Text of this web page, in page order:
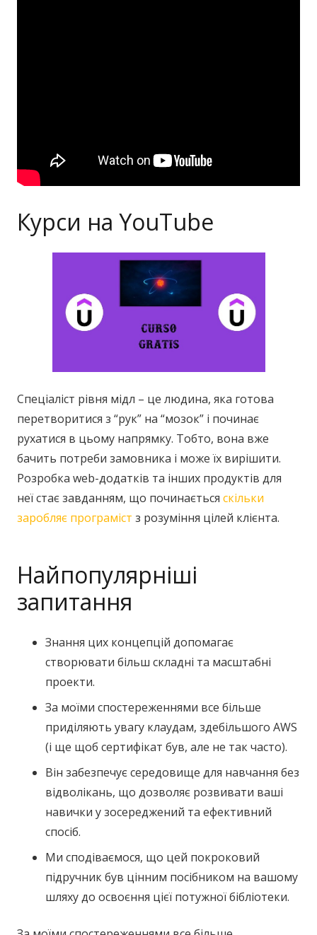
Курси на YouTube
Спеціаліст рівня мідл – це людина, яка готова
перетворитися з “рук” на “мозок” і починає
рухатися в цьому напрямку. Тобто, вона вже
бачить потреби замовника і може їх вирішити.
Розробка web-додатків та інших продуктів для
неї стає завданням, що починається скільки
заробляє програміст з розуміння цілей клієнта.
Найпопулярніші
запитання
Знання цих концепцій допомагає
створювати більш складні та масштабні
проекти.
За моїми спостереженнями все більше
приділяють увагу клаудам, здебільшого AWS
(і ще щоб сертифікат був, але не так часто).
Він забезпечує середовище для навчання без
відволікань, що дозволяє розвивати ваші
навички у зосереджений та ефективний
спосіб.
Ми сподіваємося, що цей покроковий
підручник був цінним посібником на вашому
шляху до освоєння цієї потужної бібліотеки.